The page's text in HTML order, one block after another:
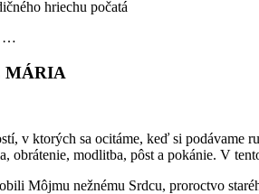
hriechu počatá
…
MÁRIA
v ktorých sa ocitáme, keď si podávame
obrátenie, modlitba, pôst a pokánie. V
Môjmu nežnému Srdcu, proroctvo